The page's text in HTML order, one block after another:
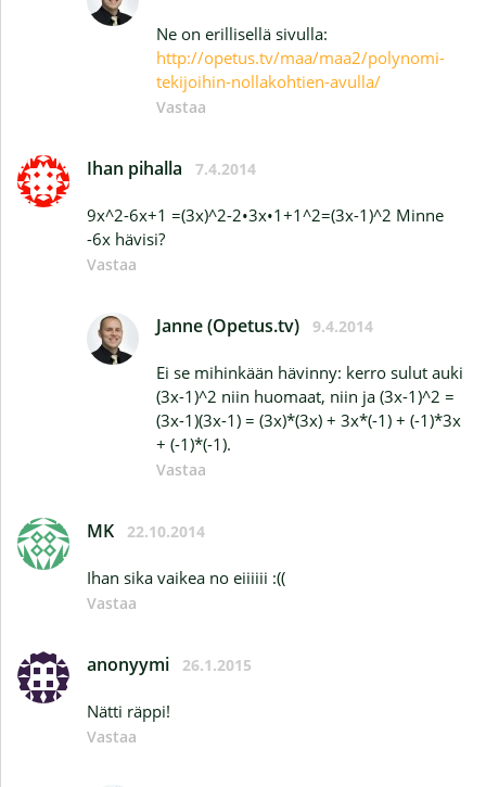
Ne on erillisellä sivulla:
http://opetus.tv/maa/maa2/polynomi-
tekijoihin-nollakohtien-avulla/
Vastaa
Ihan pihalla 7.4.2014
9x^2-6x+1 =(3x)^2-2•3x•1+1^2=(3x-1)^2 Minne
-6x hävisi?
Vastaa
Janne (Opetus.tv) 9.4.2014
Ei se mihinkään hävinny: kerro sulut auki
(3x-1)^2 niin huomaat, niin ja (3x-1)^2 =
(3x-1)(3x-1) = (3x)*(3x) + 3x*(-1) + (-1)*3x
+ (-1)*(-1).
Vastaa
MK 22.10.2014
Ihan sika vaikea no eiiiiii :((
Vastaa
anonyymi 26.1.2015
Nätti räppi!
Vastaa